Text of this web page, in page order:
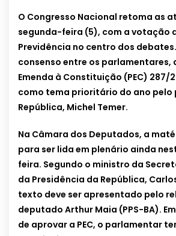
O Congresso Nacional retoma as
segunda-feira (5), com a votação
Previdência no centro dos
consenso entre os parlamentares,
Emenda à Constituição (PEC) 287/
como tema prioritário do ano pelo
República, Michel Temer.
Na Câmara dos Deputados, a
para ser lida em plenário ainda
feira. Segundo o ministro da
da Presidência da República,
texto deve ser apresentado pelo
deputado Arthur Maia (PPS-BA).
de aprovar a PEC, o parlamentar